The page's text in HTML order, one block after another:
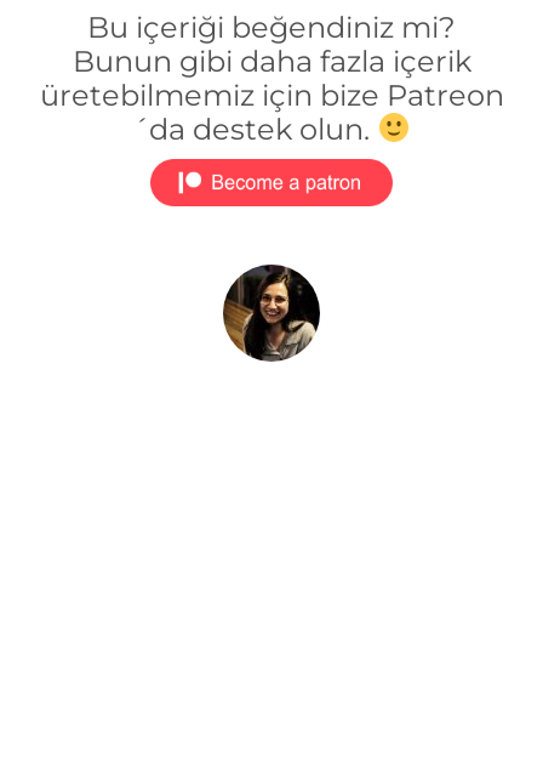
Bu içeriği beğendiniz mi?
Bunun gibi daha fazla içerik
üretebilmemiz için bize Patreon
´da destek olun.